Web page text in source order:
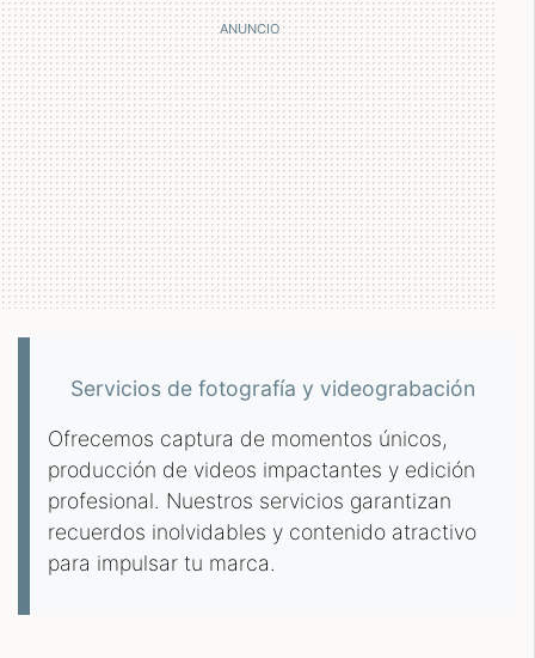
Servicios de fotografía y videograbación
Ofrecemos captura de momentos únicos,
producción de videos impactantes y edición
profesional. Nuestros servicios garantizan
recuerdos inolvidables y contenido atractivo
para impulsar tu marca.